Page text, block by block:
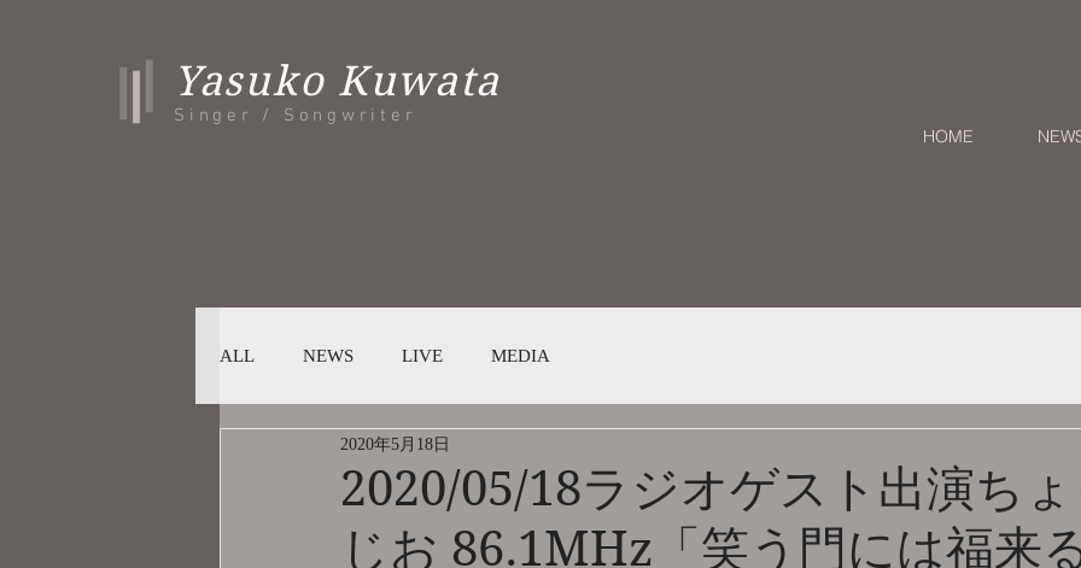
Yasuko Kuwata
Singer / Songwriter
HOME
ALL NEWS LIVE MEDIA
2020/05/18ラジオゲスト出演ち
じお 86.1MHz「笑う門には福来る
2020年5月18日